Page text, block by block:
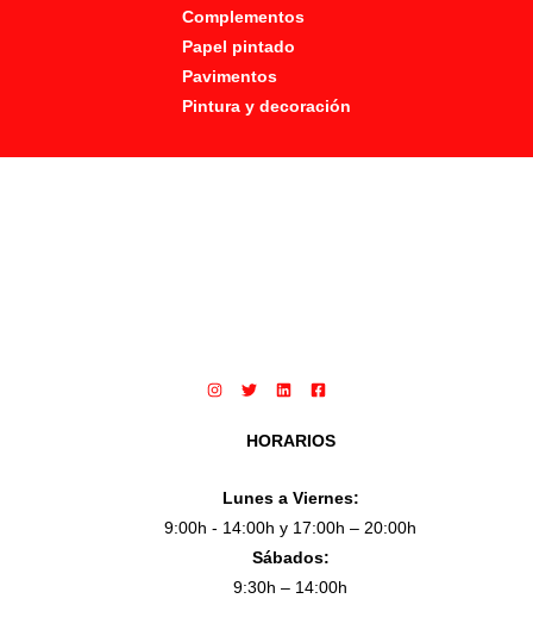
Complementos
Papel pintado
Pavimentos
Pintura y decoración
HORARIOS
Lunes a Viernes:
9:00h - 14:00h y 17:00h – 20:00h
Sábados:
9:30h – 14:00h